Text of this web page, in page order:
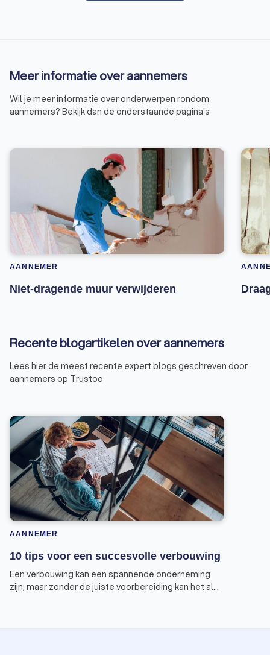
Meer informatie over aannemers
Wil je meer informatie over onderwerpen rondom
aannemers? Bekijk dan de onderstaande pagina's
AANNEMER
Niet-dragende muur verwijderen
Recente blogartikelen over aannemers
Lees hier de meest recente expert blogs geschreven door
aannemers op Trustoo
AANNEMER
10 tips voor een succesvolle verbouwing
Een verbouwing kan een spannende onderneming
zijn, maar zonder de juiste voorbereiding kan het al